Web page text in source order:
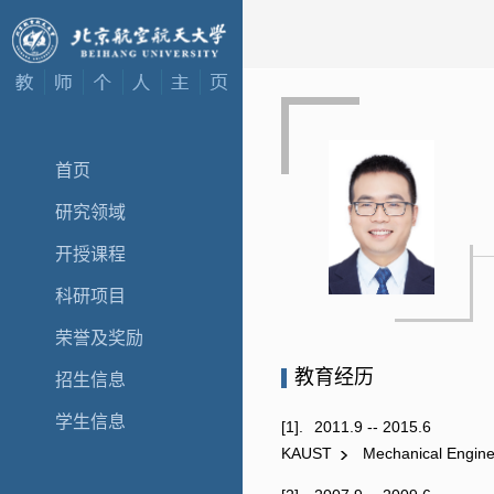
首页
研究领域
开授课程
科研项目
荣誉及奖励
招生信息
学生信息
教育经历
[1].
2011.9 -- 2015.6
KAUST
Mechanical